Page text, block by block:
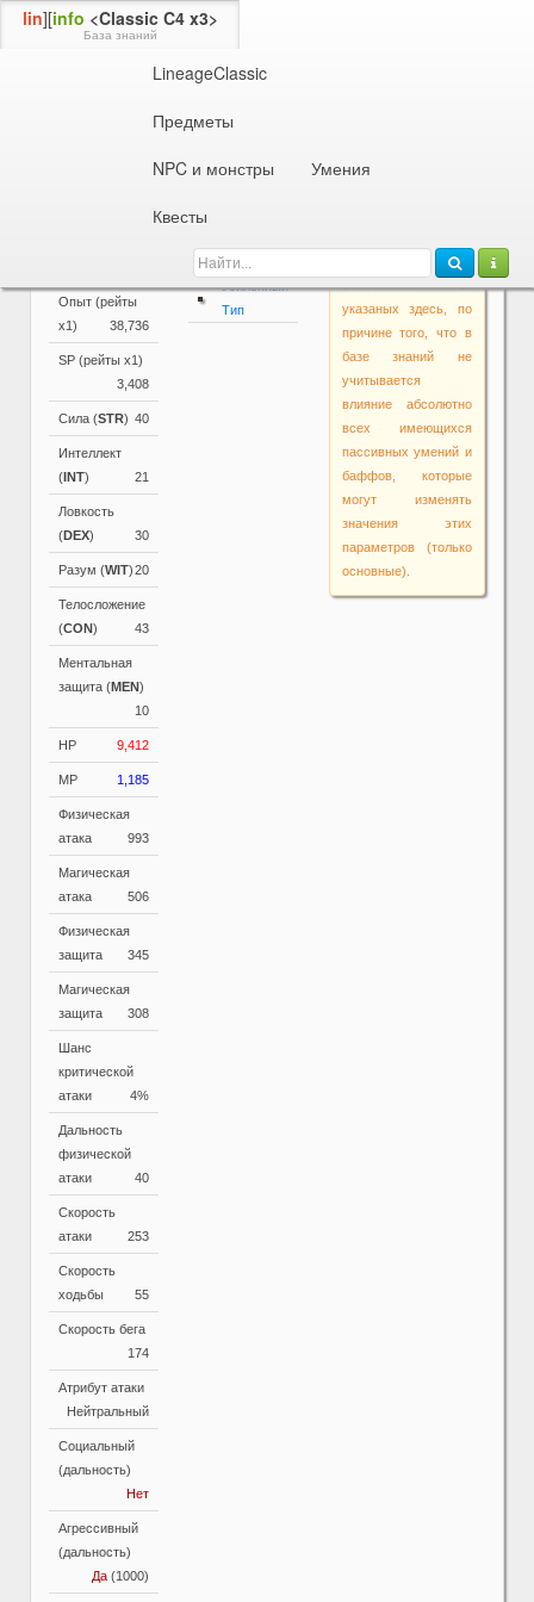
lin][info <Classic C4 x3>
База знаний
LineageClassic
Предметы
NPC и монстры
Умения
Квесты
Информация об NPC или монстре
Опыт (рейты
х1)
38,736
SP (рейты х1)
3,408
Сила (STR) 40
Интеллект
(INT) 21
Ловкость
(DEX) 30
Разум (WIT)20
Телосложение
(CON) 43
Ментальная
защита (MEN)
10
HP 9,412
MP 1,185
Физическая
атака
993
Магическая
атака
506
Физическая
защита
345
Магическая
защита
308
Шанс
критической
атаки
4%
Дальность
физической
атаки
40
Скорость
атаки
253
Скорость
ходьбы
55
Скорость бега
174
Атрибут атаки
Нейтральный
Социальный
(дальность)
Нет
Агрессивный
(дальность)
Да (1000)
Активные и
Звери
Усиленный
Тип
игре могут
отличаться от
указаных здесь, по
причине того, что в
базе знаний не
учитывается
влияние абсолютно
всех имеющихся
пассивных умений и
баффов, которые
могут изменять
значения этих
параметров (только
основные).